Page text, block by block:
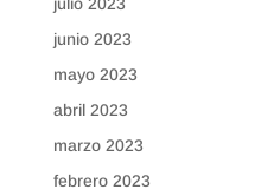
junio 2023
mayo 2023
abril 2023
marzo 2023
febrero 2023